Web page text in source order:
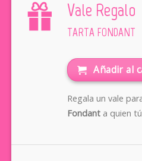
Vale Regalo
TARTA FONDANT
Añadir al
Regala un vale
Fondanta quien